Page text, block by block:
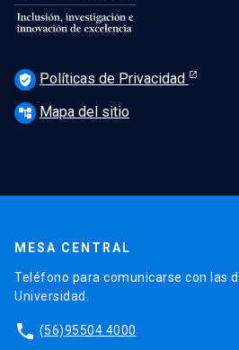
verified_user Políticas de Privacidad
account_tree Mapa del sitio
MESA CENTRAL
Teléfono para comunicarse con las
Universidad.
phone (56)95504 4000